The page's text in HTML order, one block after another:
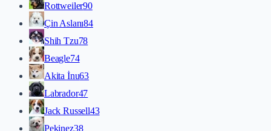
Rottweiler90
Çin Aslanı84
Shih Tzu78
Beagle74
Akita İnu63
Labrador47
Jack Russell43
Pekinez38